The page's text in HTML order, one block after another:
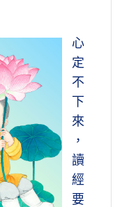
心
定
不
下
來
，
讀
經
要